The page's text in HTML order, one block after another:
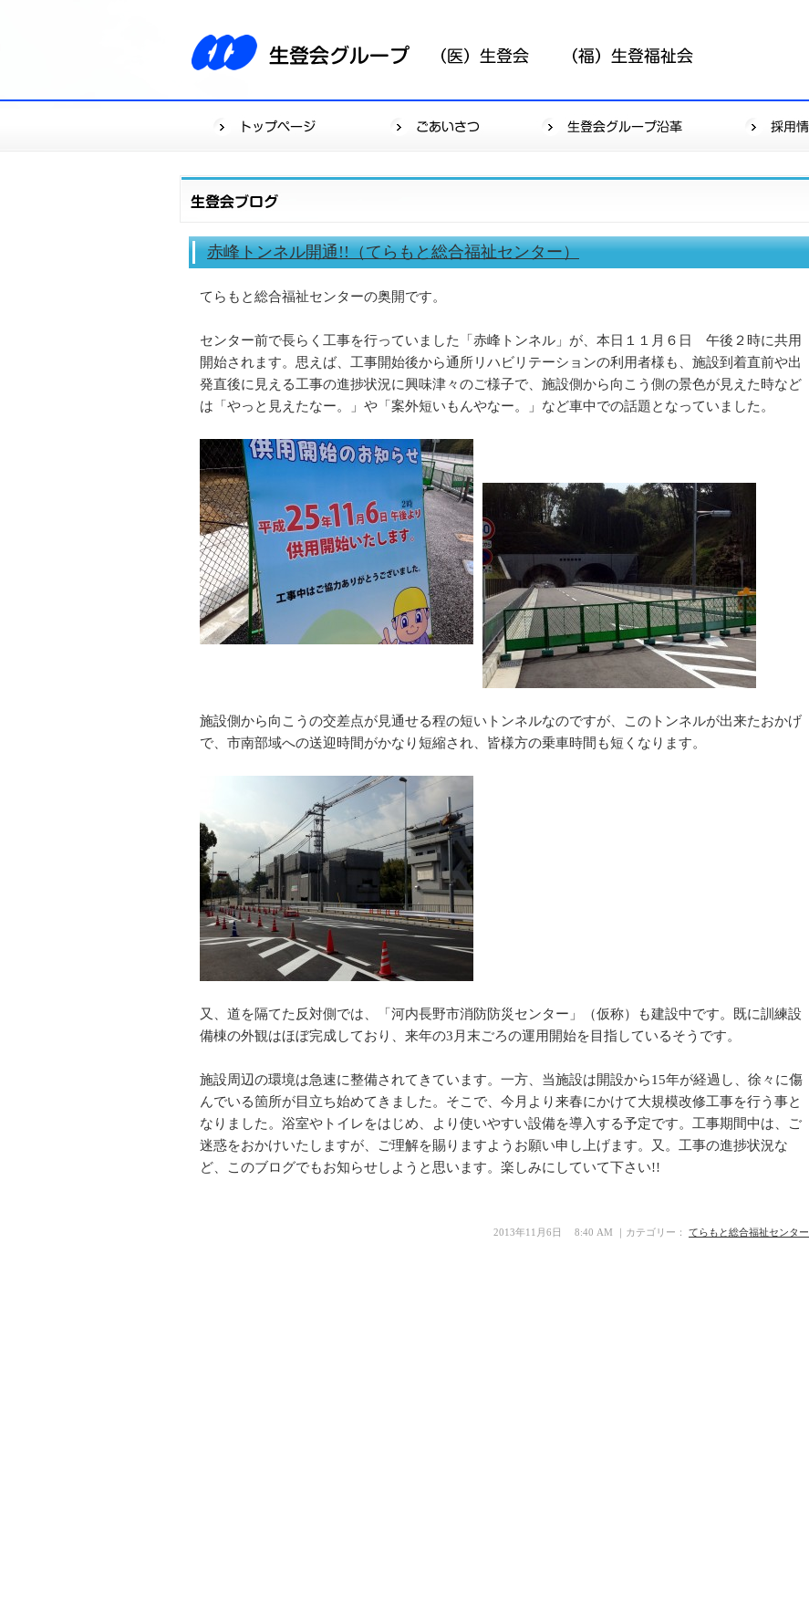
赤峰トンネル開通!!（てらもと総合福祉センター）
てらもと総合福祉センターの奥開です。
センター前で長らく工事を行っていました「赤峰トンネル」が、本日１１月６日 午後２時に共用
開始されます。思えば、工事開始後から通所リハビリテーションの利用者様も、施設到着直前や出
発直後に見える工事の進捗状況に興味津々のご様子で、施設側から向こう側の景色が見えた時など
は「やっと見えたなー。」や「案外短いもんやなー。」など車中での話題となっていました。
施設側から向こうの交差点が見通せる程の短いトンネルなのですが、このトンネルが出来たおかげ
で、市南部域への送迎時間がかなり短縮され、皆様方の乗車時間も短くなります。
又、道を隔てた反対側では、「河内長野市消防防災センター」（仮称）も建設中です。既に訓練設
備棟の外観はほぼ完成しており、来年の3月末ごろの運用開始を目指しているそうです。
施設周辺の環境は急速に整備されてきています。一方、当施設は開設から15年が経過し、徐々に傷
んでいる箇所が目立ち始めてきました。そこで、今月より来春にかけて大規模改修工事を行う事と
なりました。浴室やトイレをはじめ、より使いやすい設備を導入する予定です。工事期間中は、ご
迷惑をおかけいたしますが、ご理解を賜りますようお願い申し上げます。又。工事の進捗状況な
ど、このブログでもお知らせしようと思います。楽しみにしていて下さい!!
2013年11月6日 8:40 AM ｜カテゴリー： てらもと総合福祉センター